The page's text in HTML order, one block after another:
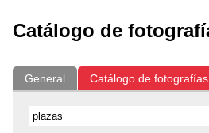
Catálogo de
General Catálogo de fotografías